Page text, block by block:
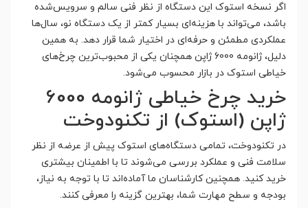
اگر نسخه استوک این دستگاه از نظر فنی سالم و سرویس‌شده
باشد، می‌تواند با هزینه‌ای بسیار کمتر از یک دستگاه نو، سال‌ها
عملکردی مطمئن و حرفه‌ای در اختیار شما قرار دهد. به همین
دلیل، ژانومه 6000 ژاپن همچنان یکی از محبوب‌ترین چرخ‌های
خیاطی استوک در بازار محسوب می‌شود.
خرید چرخ خیاطی ژانومه 6000
ژاپن (استوک) از تکنودوخت
در تکنودوخت، تمامی دستگاه‌های استوک پیش از عرضه از نظر
سلامت فنی و عملکرد بررسی می‌شوند تا با اطمینان بیشتری
خرید کنید. همچنین کارشناسان ما آماده‌اند تا با توجه به نیاز،
بودجه و سطح مهارت شما، بهترین گزینه را معرفی کنند.